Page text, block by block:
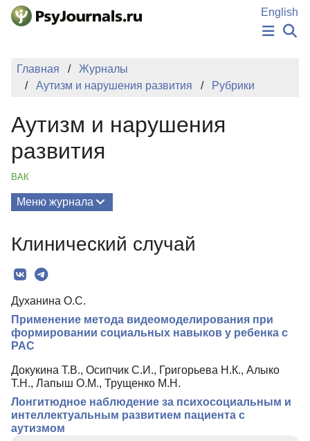
Перейти к основному содержанию
English
НОВОСТИ
АВТОРЫ
БАЗА ЗНАНИЙ
КЛЮЧЕВЫЕ СЛОВА
Регистрация
Главная
Журналы
Аутизм и нарушения развития
Рубрики
Аутизм и нарушения
развития
ВАК
Меню журнала
Миссия
Редколлегия
Редакционная политика
Индексирование
Для авторов
Подписка
Контакты
Клинический случай
Духанина О.С.
Применение метода видеомоделирования при
формировании социальных навыков у ребенка с
РАС
Докукина Т.В., Осипчик С.И., Григорьева Н.К., Алыко
Т.Н., Лапыш О.М., Трущенко М.Н.
Лонгитюдное наблюдение за психосоциальным и
интеллектуальным развитием пациента с
аутизмом